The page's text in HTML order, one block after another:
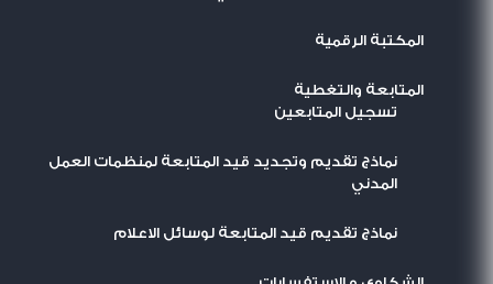
المكتبة الرقمية
المتابعة والتغطية
تسجيل المتابعين
نماذج تقديم وتجديد قيد المتابعة لمنظمات العمل
المدني
نماذج تقديم قيد المتابعة لوسائل الاعلام